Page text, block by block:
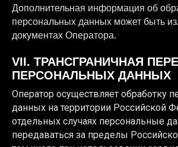
Дополнительная информация об
персональных данных может быть
документах Оператора.
VII. ТРАНСГРАНИЧНАЯ
ПЕРСОНАЛЬНЫХ ДАННЫХ
Оператор осуществляет обработку
данных на территории Российской
отдельных случаях персональные
передаваться за пределы